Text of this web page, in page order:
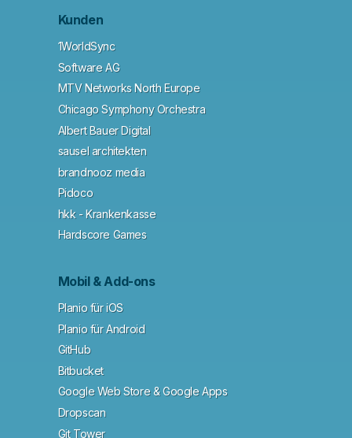
Kunden
1WorldSync
Software AG
MTV Networks North Europe
Chicago Symphony Orchestra
Albert Bauer Digital
sausel architekten
brandnooz media
Pidoco
hkk - Krankenkasse
Hardscore Games
Mobil & Add-ons
Planio für iOS
Planio für Android
GitHub
Bitbucket
Google Web Store & Google Apps
Dropscan
Git Tower